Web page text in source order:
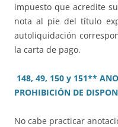
impuesto que acredite
nota al pie del título
autoliquidación
la carta de pago.
148, 49, 150 y 151**
PROHIBICIÓN DE
No cabe practicar